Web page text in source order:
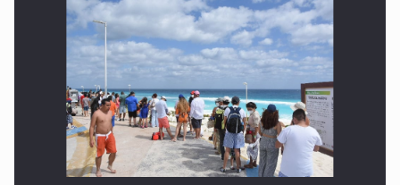
Turismo nacional sostiene al sector en México: 7.5 de